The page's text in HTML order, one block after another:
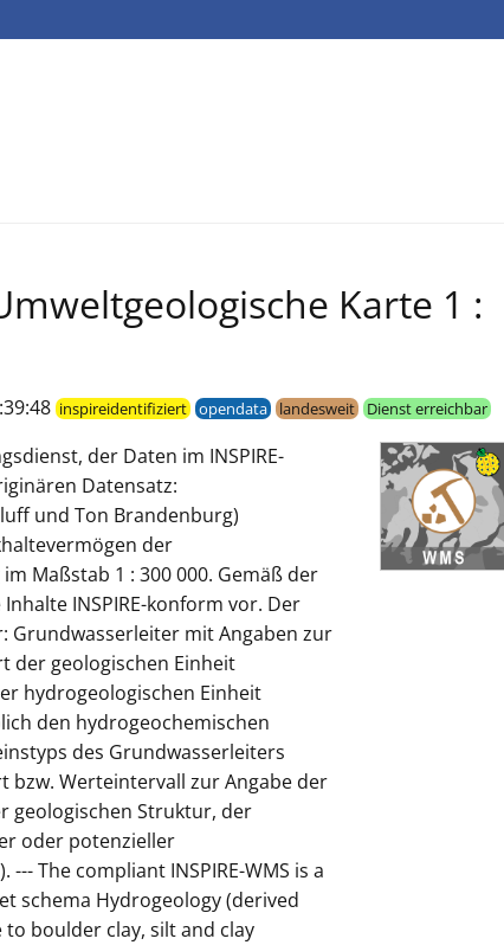
Karte 1 :
inspireidentifiziert opendata landesweit Dienst erreichbar
der Daten im INSPIRE-
Datensatz:
und Ton Brandenburg)
der
Maßstab 1 : 300 000. Gemäß der
INSPIRE-konform vor. Der
Grundwasserleiter mit Angaben zur
der geologischen Einheit
hydrogeologischen Einheit
den hydrogeochemischen
des Grundwasserleiters
bzw. Werteintervall zur Angabe der
geologischen Struktur, der
oder potenzieller
The compliant INSPIRE-WMS is a
schema Hydrogeology (derived
boulder clay, silt and clay